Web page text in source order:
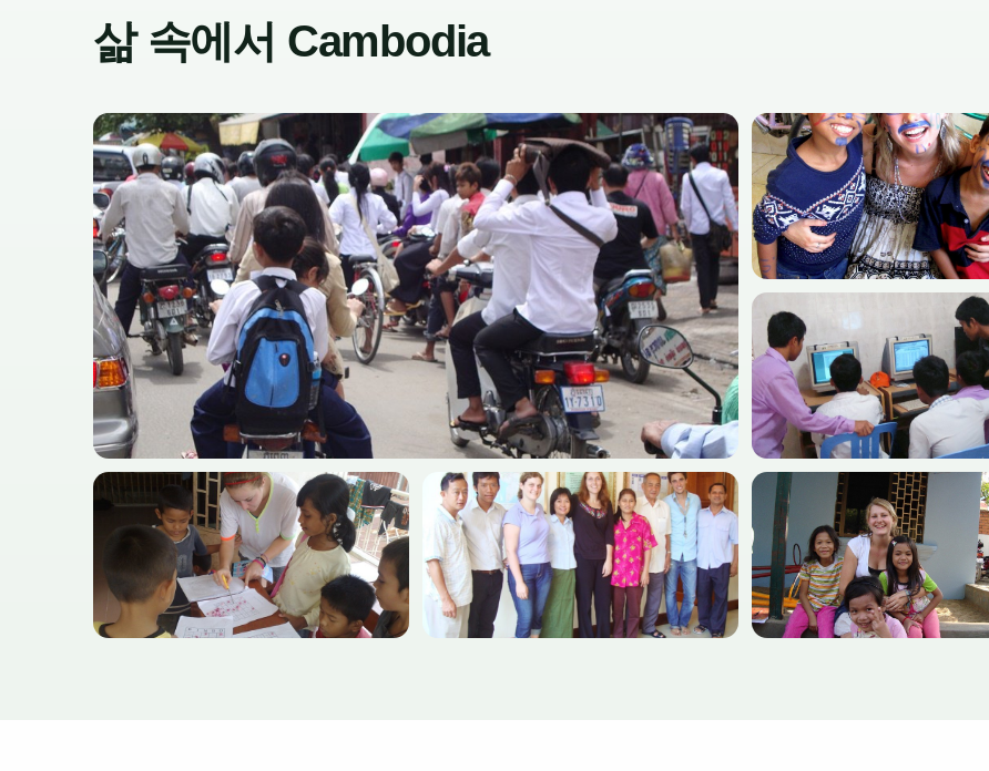
캄보디아에서의 시간을 잊지 못할 추억으로 만들어 드리겠습니다.
주말 여행 추천 코스
캄보디아의 아름다움을 만끽하고 현지인들의 생활 방식과 문화를 더 자세히 알아보세요. Volunteering
Solutions는 현지 코디네이터와 함께하는 멋진 주말 투어를 제공합니다. 프놈펜을 방문하여 킬링필드와 캄
보디아의 어두운 과거를 보여주는 박물관들을 둘러보세요. 메콩강 크루즈도 즐길 수 있습니다. 주말에 시엠
립으로 가서 앙코르 유적지를 탐방하는 것도 좋습니다. 시엠립과 프놈펜 외에도 편안한 주말 휴가를 보내기
에 완벽한 해안 도시 시아누크빌도 추천합니다.시엠립 2일 여행 상품도 있습니다.
900년경에 건설된 앙코
르와트 유적을 탐험하고 감상하고 싶었던 적이 있으셨
나요? 무너진 성벽을 따라 걸으며 아름다운 조각들을 감
상하고, 불교와 힌두교의 기운을 느껴보세요. 바이욘 사
원의 웅장함에 감탄하고, 타 프롬 사원에서 완벽한 사진
을 찍어보세요. 톤레삽 강에서 보트를 타고 수상 마을의
생활 모습을 구경하는 것도 좋습니다.프놈펜 당일치기
프놈펜 시내에도 볼거리가 많아 주말을 알차게 활
용할 수 있습니다! 1970년대 수백만 명의 캄보디아인이
학살당했던 킬링필드(쳉엑)를 방문하는 것으로 하루를
시작해 보세요. 오디오 가이드 투어를 통해 캄보디아의
어두운 과거를 생생하게 알 수 있습니다. 그 후 S21 박물관과 국립 박물관을 방문하고, 저녁에는 왕궁과 실
삶 속에서 Cambodia